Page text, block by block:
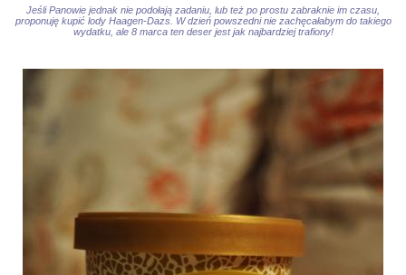
Jeśli Panowie jednak nie podołają zadaniu, lub też po prostu zabraknie im czasu,
proponuję kupić lody Haagen-Dazs. W dzień powszedni nie zachęcałabym do takiego
wydatku, ale 8 marca ten deser jest jak najbardziej trafiony!